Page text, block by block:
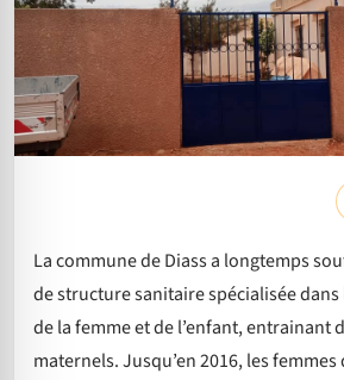
La commune de Diass a longtemps
de structure sanitaire spécialisée
de la femme et de l’enfant, entrainant
maternels. Jusqu’en 2016, les